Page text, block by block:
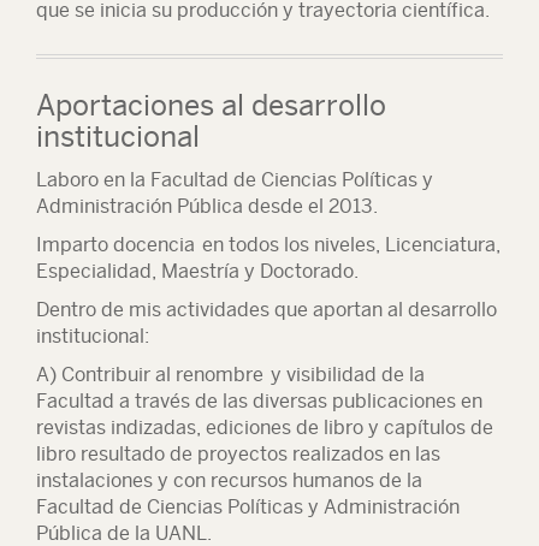
que se inicia su producción y trayectoria científica.
Aportaciones al desarrollo
institucional
Laboro en la Facultad de Ciencias Políticas y
Administración Pública desde el 2013.
Imparto docencia en todos los niveles, Licenciatura,
Especialidad, Maestría y Doctorado.
Dentro de mis actividades que aportan al desarrollo
institucional:
A) Contribuir al renombre y visibilidad de la
Facultad a través de las diversas publicaciones en
revistas indizadas, ediciones de libro y capítulos de
libro resultado de proyectos realizados en las
instalaciones y con recursos humanos de la
Facultad de Ciencias Políticas y Administración
Pública de la UANL.